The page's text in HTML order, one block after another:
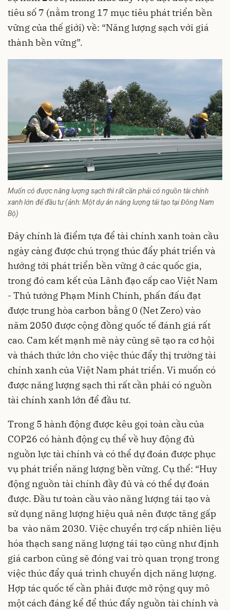
tiêu số 7 (nằm trong 17 mục tiêu phát triển bền
vững của thế giới) về: “Năng lượng sạch với giá
thành bền vững”.
Muốn có được năng lượng sạch thì rất cần phải có nguồn tài chính
xanh lớn để đầu tư (ảnh: Một dự án năng lượng tái tạo tại Đông Nam
Bộ)
Đây chính là điểm tựa để tài chính xanhtoàn cầu
ngày càng được chú trọng thúc đẩy phát triển và
hướng tới phát triển bền vững ở các quốc gia,
trong đó cam kết của Lãnh đạo cấp cao Việt Nam
- Thủ tướng Phạm Minh Chính, phấn đấu đạt
được trung hòa carbon bằng 0 (Net Zero) vào
năm 2050 được cộng đồng quốc tế đánh giá rất
cao. Cam kết mạnh mẽ này cũng sẽ tạo ra cơ hội
và thách thức lớn cho việc thúc đẩy thị trường tài
chính xanh của Việt Nam phát triển. Vì muốn có
được năng lượng sạch thì rất cần phải có nguồn
tài chính xanh lớn để đầu tư.
Trong 5 hành động được kêu gọi toàn cầu của
COP26 có hành động cụ thể về huy động đủ
nguồn lực tài chính và có thể dự đoán được phục
vụ phát triển năng lượng bền vững. Cụ thể: “Huy
động nguồn tài chính đầy đủ và có thể dự đoán
được. Đầu tư toàn cầu vào năng lượng tái tạo và
sử dụng năng lượng hiệu quả nên được tăng gấp
ba vào năm 2030. Việc chuyển trợ cấp nhiên liệu
hóa thạch sang năng lượng tái tạo cũng như định
giá carbon cũng sẽ đóng vai trò quan trọng trong
việc thúc đẩy quá trình chuyển dịch năng lượng.
Hợp tác quốc tế cần phải được mở rộng quy mô
một cách đáng kể để thúc đẩy nguồn tài chính và